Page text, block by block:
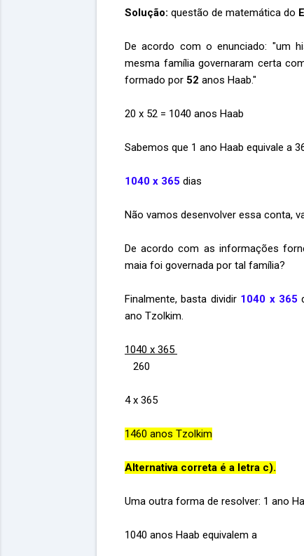
Solução: questão de matemática do
De acordo com o enunciado: "um
mesma família governaram certa
formado por 52 anos Haab."
20 x 52 = 1040 anos Haab
Sabemos que 1 ano Haab equivale a
1040 x 365 dias
Não vamos desenvolver essa conta,
De acordo com as informações
maia foi governada por tal família?
Finalmente, basta dividir 1040 x 365
ano Tzolkim.
1040 x 365
260
4 x 365
1460 anos Tzolkim
Alternativa correta é a letra c).
Uma outra forma de resolver: 1 ano
1040 anos Haab equivalem a